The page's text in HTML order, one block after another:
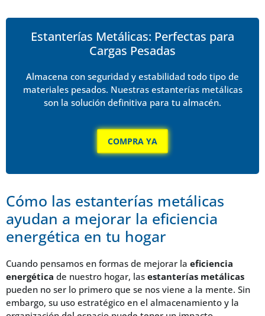
Estanterías Metálicas: Perfectas para
Cargas Pesadas
Almacena con seguridad y estabilidad todo tipo de
materiales pesados. Nuestras estanterías metálicas
son la solución definitiva para tu almacén.
COMPRA YA
Cómo las estanterías metálicas
ayudan a mejorar la eficiencia
energética en tu hogar
Cuando pensamos en formas de mejorar la eficiencia
energética de nuestro hogar, las estanterías metálicas
pueden no ser lo primero que se nos viene a la mente. Sin
embargo, su uso estratégico en el almacenamiento y la